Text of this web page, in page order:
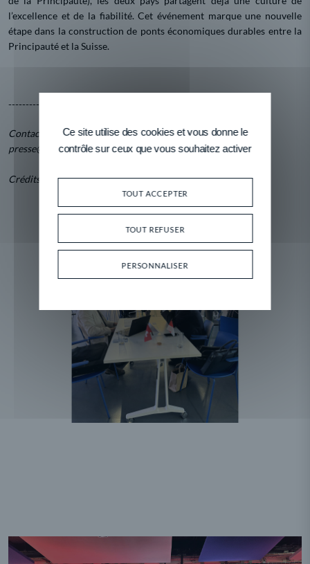
l’excellence et de la fiabilité. Cet événement marque une nouvelle
étape dans la construction de ponts économiques durables entre la
Principauté et la Suisse.
--------------------------------
Contact presse : Benoît Ulrich / Delphine Quilichini –
presse@meb.mc
Crédits photo : MEB
Ce site utilise des cookies et vous donne le
contrôle sur ceux que vous souhaitez activer
TOUT ACCEPTER
TOUT REFUSER
PERSONNALISER